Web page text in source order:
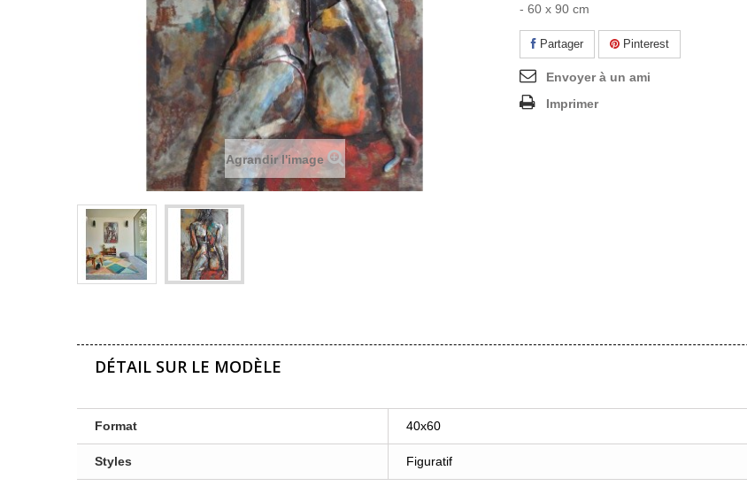
Agrandir l'image
- 60 x 90 cm
Partager Pinterest
Envoyer à un ami
Imprimer
DÉTAIL SUR LE MODÈLE
Format 40x60
Styles Figuratif